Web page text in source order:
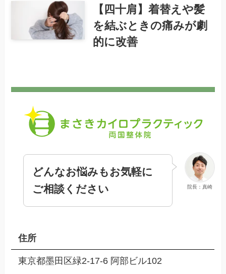
【四十肩】着替えや髪
を結ぶときの痛みが劇
的に改善
院長：真崎
どんなお悩みもお気軽に
ご相談ください
住所
東京都墨田区緑2-17-6 阿部ビル102